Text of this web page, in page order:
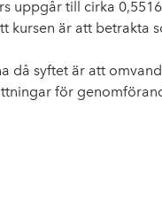
uppgår till cirka
kursen är att betrakta
då syftet är att
för